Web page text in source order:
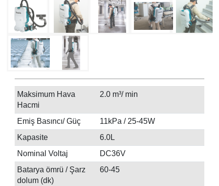
Maksimum Hava
Hacmi
2.0 m³/ min
Emiş Basıncı/ Güç
11kPa / 25-45W
Kapasite
6.0L
Nominal Voltaj
DC36V
Batarya ömrü / Şarz
dolum (dk)
60-45